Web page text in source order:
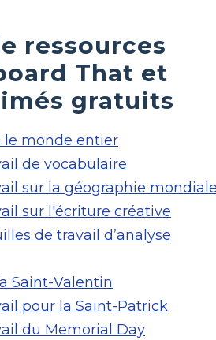
ressources
That et
gratuits
le monde entier
de vocabulaire
sur la géographie
sur l'écriture créative
de travail d’analyse
Saint-Valentin
pour la Saint-Patrick
du Memorial Day